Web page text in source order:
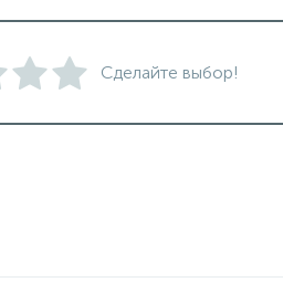
Сделайте выбор!